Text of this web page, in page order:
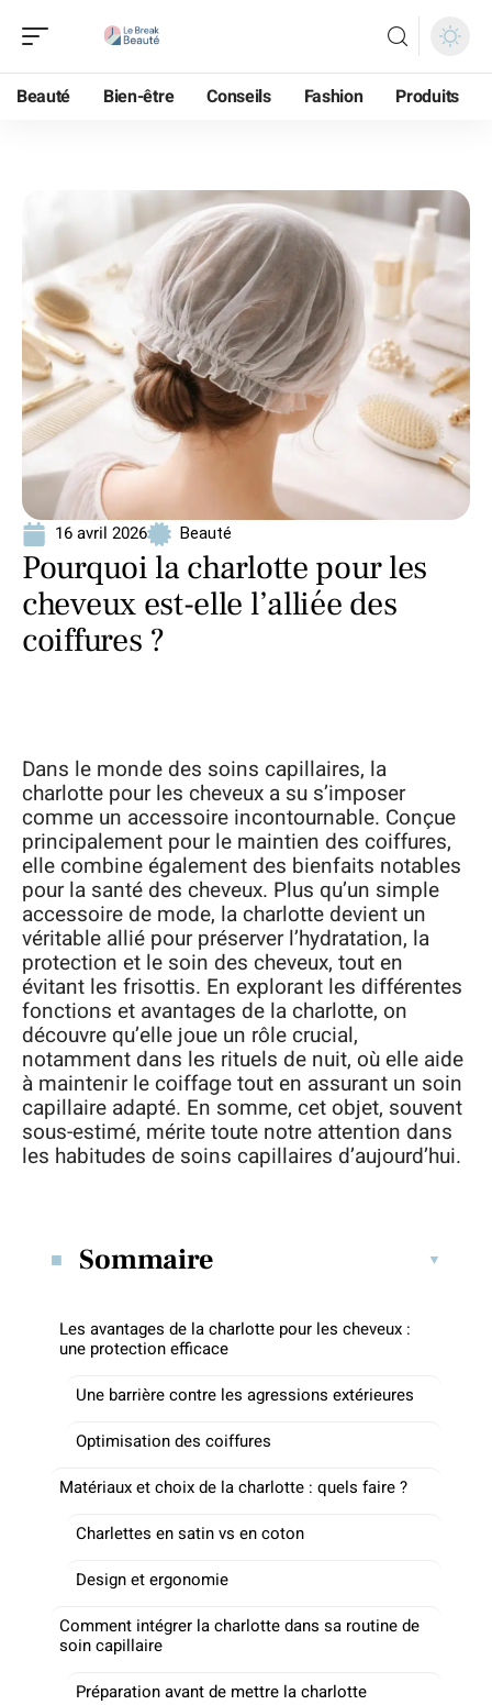
Beauté Bien-être Conseils Fashion Produits
16 avril 2026 Beauté
Pourquoi la charlotte pour les
cheveux est-elle l’alliée des
coiffures ?
Dans le monde des soins capillaires, la
charlotte pour les cheveux a su s’imposer
comme un accessoire incontournable. Conçue
principalement pour le maintien des coiffures,
elle combine également des bienfaits notables
pour la santé des cheveux. Plus qu’un simple
accessoire de mode, la charlotte devient un
véritable allié pour préserver l’hydratation, la
protection et le soin des cheveux, tout en
évitant les frisottis. En explorant les différentes
fonctions et avantages de la charlotte, on
découvre qu’elle joue un rôle crucial,
notamment dans les rituels de nuit, où elle aide
à maintenir le coiffage tout en assurant un soin
capillaire adapté. En somme, cet objet, souvent
sous-estimé, mérite toute notre attention dans
les habitudes de soins capillaires d’aujourd’hui.
Sommaire
Les avantages de la charlotte pour les cheveux :
une protection efficace
Une barrière contre les agressions extérieures
Optimisation des coiffures
Matériaux et choix de la charlotte : quels faire ?
Charlettes en satin vs en coton
Design et ergonomie
Comment intégrer la charlotte dans sa routine de
soin capillaire
Préparation avant de mettre la charlotte